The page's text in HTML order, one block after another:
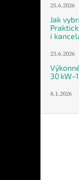
25.6.2026
Jak
i
23.6.2026
30
8.1.2026